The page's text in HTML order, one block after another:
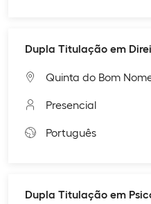
Dupla Titulação em
Quinta do Bom
Presencial
Português
Dupla Titulação em